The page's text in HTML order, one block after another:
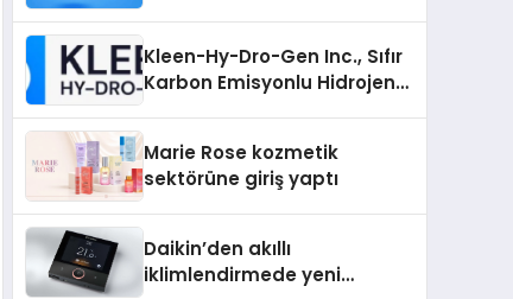
Kleen-Hy-Dro-Gen Inc., Sıfır
Karbon Emisyonlu Hidrojen
Aldı
Marie Rose kozmetik
sektörüne giriş yaptı
Daikin’den akıllı
iklimlendirmede yeni